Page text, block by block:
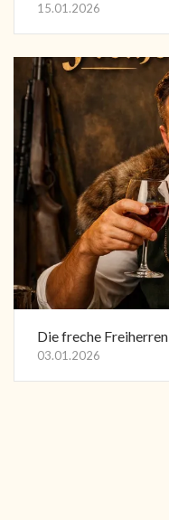
15.01.2026
Die freche
03.01.2026